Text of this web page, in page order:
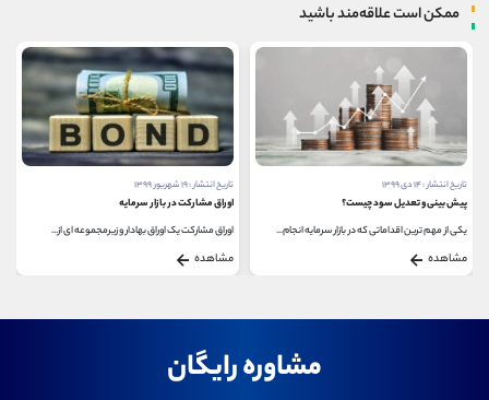
ممکن است علاقه‌مند باشید
تاریخ انتشار : ۱۹ شهریور ۱۳۹۹
اوراق مشارکت در بازار سرمایه
اوراق مشارکت یک اوراق بهادار و زیرمجموعه ای از...
مشاهده
تاریخ انتشار : ۱۷ دی ۱۳۹۹
مدیر مالی کیست؟
مشاهده
مشاوره رایگان